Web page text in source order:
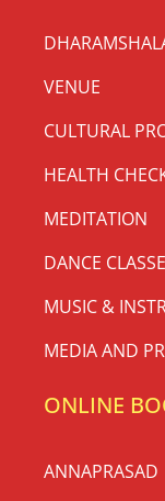
VENUE
CULTURAL
HEALTH
MEDITATION
DANCE
MUSIC &
MEDIA AND
ONLINE
ANNAPRASAD